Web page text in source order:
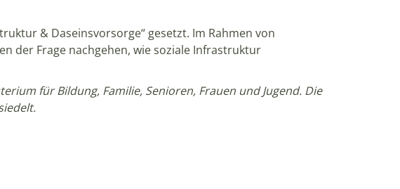
& Daseinsvorsorge“ gesetzt. Im Rahmen von
der Frage nachgehen, wie soziale Infrastruktur
für Bildung, Familie, Senioren, Frauen und Jugend. Die